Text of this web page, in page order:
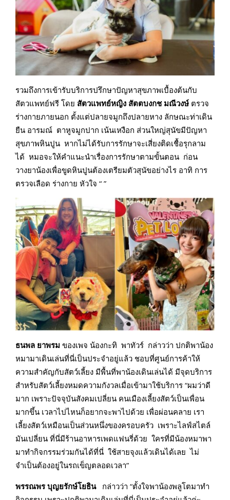
รวมถึงการเข้ารับบริการปรึกษาปัญหาสุขภาพเบื้องต้นกับ
สัตวแพทย์ฟรี โดย สัตวแพทย์หญิง สัตตบงกช มณีวงษ์ ตรวจ
ร่างกายภายนอก ตั้งแต่ปลายจมูกถึงปลายหาง ลักษณะท่าเดิน
ยืน อารมณ์ ตาหูจมูกปาก เน้นเหงือก ส่วนใหญ่สุนัขมีปัญหา
สุขภาพหินปูน หากไม่ได้รับการรักษาจะเสี่ยงติดเชื้อรุกลาม
ได้ หมอจะให้คำแนะนำเรื่องการรักษาตามขั้นตอน ก่อน
วางยาน้องเพื่อขูดหินปูนต้องเตรียมตัวสุนัขอย่างไร อาทิ การ
ตรวจเลือด ร่างกาย หัวใจ “ ”
ธนพล ยาพรม ของเพจ น้องกะทิ พาทัวร์ กล่าวว่า ปกติพาน้อง
หมามาเดินเล่นที่นี่เป็นประจำอยู่แล้ว ชอบที่ศูนย์การค้าให้
ความสำคัญกับสัตว์เลี้ยง มีพื้นที่พาน้องเดินเล่นได้ มีจุดบริการ
สำหรับสัตว์เลี้ยงหมดความกังวลเมื่อเข้ามาใช้บริการ “ผมว่าดี
มาก เพราะปัจจุบันสังคมเปลี่ยน คนเมืองเลี้ยงสัตว์เป็นเพื่อน
มากขึ้น เวลาไปไหนก็อยากจะพาไปด้วย เพื่อผ่อนคลาย เรา
เลี้ยงสัตว์เหมือนเป็นส่วนหนึ่งของครอบครัว เพราะไลฟ์สไตล์
มันเปลี่ยน ที่นี่มีร้านอาหารเพดแฟนรี่ด้วย ใครที่มีน้องหมาพา
มาทำกิจกรรมร่วมกันได้ที่นี่ ใช้สายจุงแล้วเดินได้เลย ไม่
จำเป็นต้องอยู่ในรถเข็ญตลอดเวลา”
พรรณพร บุญยรักษ์โยธินกล่าวว่า “ตั้งใจพาน้องพลูโตมาทำ